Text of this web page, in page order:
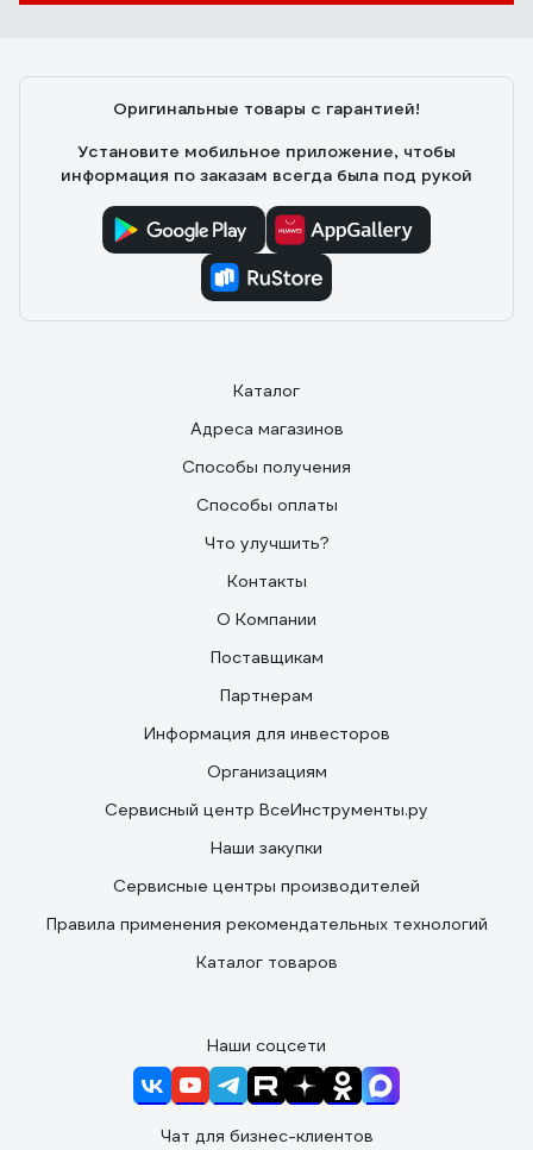
Оригинальные товары с гарантией!
Установите мобильное приложение, чтобы
информация по заказам всегда была под рукой
Каталог
Адреса магазинов
Способы получения
Способы оплаты
Что улучшить?
Контакты
О Компании
Поставщикам
Партнерам
Информация для инвесторов
Организациям
Сервисный центр ВсеИнструменты.ру
Наши закупки
Сервисные центры производителей
Правила применения рекомендательных технологий
Каталог товаров
Наши соцсети
Чат для бизнес-клиентов